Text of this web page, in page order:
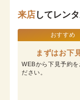
来店 してレン
おすすめ
まずはお下
WEBから下見予約を
ださい。